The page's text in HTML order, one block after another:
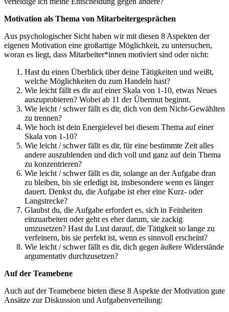
Motivation als Thema von Mitarbeitergesprächen
Aus psychologischer Sicht haben wir mit diesen 8 Aspekten der
eigenen Motivation eine großartige Möglichkeit, zu untersuchen,
woran es liegt, dass Mitarbeiter*innen motiviert sind oder nicht:
Hast du einen Überblick über deine Tätigkeiten und weißt,
welche Möglichkeiten du zum Handeln hast?
Wie leicht fällt es dir auf einer Skala von 1-10, etwas Neues
auszuprobieren? Wobei ab 11 der Übermut beginnt.
Wie leicht / schwer fällt es dir, dich von dem Nicht-Gewählten
zu trennen?
Wie hoch ist dein Energielevel bei diesem Thema auf einer
Skala von 1-10?
Wie leicht / schwer fällt es dir, für eine bestimmte Zeit alles
andere auszublenden und dich voll und ganz auf dein Thema
zu konzentrieren?
Wie leicht / schwer fällt es dir, solange an der Aufgabe dran
zu bleiben, bis sie erledigt ist, insbesondere wenn es länger
dauert. Denkst du, die Aufgabe ist eher eine Kurz- oder
Langstrecke?
Glaubst du, die Aufgabe erfordert es, sich in Feinheiten
einzuarbeiten oder geht es eher darum, sie zackig
umzusetzen? Hast du Lust darauf, die Tätigkeit so lange zu
verfeinern, bis sie perfekt ist, wenn es sinnvoll erscheint?
Wie leicht / schwer fällt es dir, dich gegen äußere Widerstände
argumentativ durchzusetzen?
Auf der Teamebene
Auch auf der Teamebene bieten diese 8 Aspekte der Motivation gute
Ansätze zur Diskussion und Aufgabenverteilung: